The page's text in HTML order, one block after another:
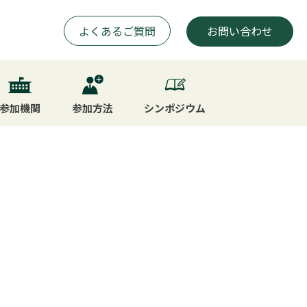
よくあるご質問 お問い合わせ
参加機関 参加方法 シンポジウム